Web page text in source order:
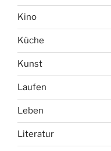
Kino
Küche
Kunst
Laufen
Leben
Literatur